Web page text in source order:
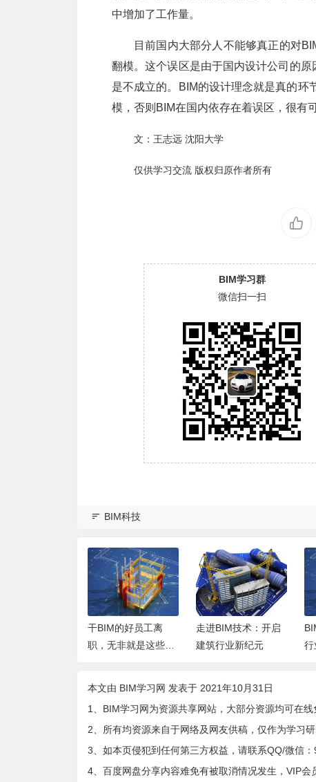
中增加了工作量。
目前国内大部分人不能够真正的对
翻模。这个误区是由于国内设计公司的
是不成立的。BIM的设计理念就是真的环
模，否则BIM在国内依存在着误区，很有
文：王志远 沈阳大学
仅供学习交流 版权归原作者所有
BIM学习群
微信扫一扫
BIM科技
干BIM的好员工离
职，无非就是这些原
走进BIM技术：开启
建筑行业新纪元
行
本文由 BIM学习网 发表于 2021年10月31日
1、BIM学习网为资源共享网站，大部分资源均可在
2、所有均资源来自于网络及网友供稿，仅作为学习
3、如本页侵犯到任何第三方权益，请联系QQ/微信
4、百度网盘分享内容难免有被取消情况发生，VIP会